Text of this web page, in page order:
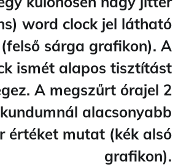
word clock jel látható
(felső sárga grafikon). A
ismét alapos tisztítást
A megszűrt órajel 2
alacsonyabb
értéket mutat (kék alsó
grafikon).